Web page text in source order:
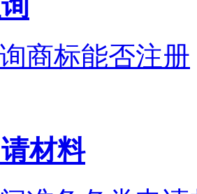
商标能否注册
材料